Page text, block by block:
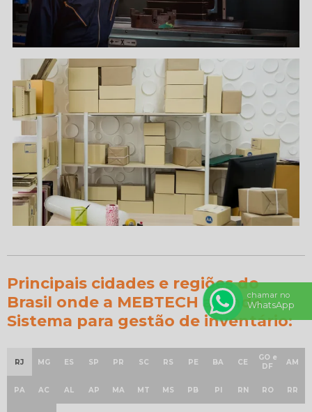
Principais cidades e regiões do
Brasil onde a MEBTECH atende
Sistema para gestão de inventário:
RJ MG ES SP PR SC RS PE BA CE
GO e
DF
AM
PA AC AL AP MA MT MS PB PI RN RO RR
chamar no
WhatsApp